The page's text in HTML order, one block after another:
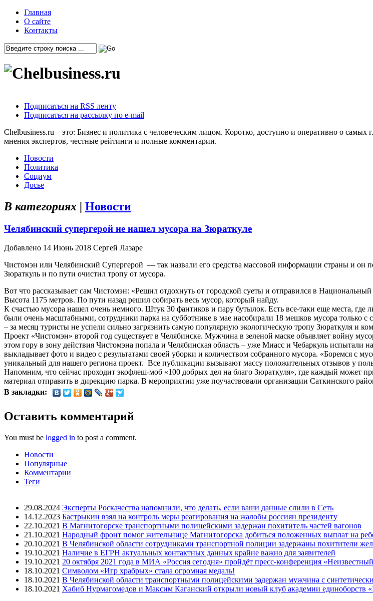
Главная
О сайте
Контакты
Подписаться на RSS ленту
Подписаться на рассылку по e-mail
Chelbusiness.ru – это: Бизнес и политика с человеческим лицом. Коротко, доступно и оперативно о
мнения экспертов, честные рейтинги и полные комментарии.
Новости
Политика
Социум
Досье
В категориях | Новости
Челябинский супергерой не нашел мусора на Зюраткуле
Добавлено 14 Июнь 2018 Сергей Лазаре
Чистомэн или Челябинский Супергерой — так назвали его средства массовой информации страны и он
Зюраткуль и по пути очистил тропу от мусора.
Вот что рассказывает сам Чистомэн: «Решил отдохнуть от городской суеты и отправился в
Высота 1175 метров. По пути назад решил собирать весь мусор, который найду.
К счастью мусора нашел очень немного. Штук 30 фантиков и пару бутылок. Есть все-таки еще места, где
были очень масштабными, сотрудники парка на субботнике в мае насобирали 18 мешков мусора только
– за месяц туристы не успели сильно загрязнить самую популярную экологическую тропу Зюраткуля и
Проект «Чистомэн» второй год существует в Челябинске. Мужчина в зеленой маске объявляет войну
этом гору в зону действия Чистомэна попала и Челябинская область – уже Миасс и Чебаркуль испытали
выкладывает фото и видео с результатами своей уборки и количеством собранного мусора. «Боремся с
уникальный для нашего региона проект. Все публикации вызывают массу положительных отзывов у
Напомним, что сейчас проходит экофлеш-моб «100 добрых дел на благо Зюраткуля», где каждый может
материал отправить в дирекцию парка. В мероприятии уже поучаствовали организации Саткинского
В закладки:
Оставить комментарий
You must be logged in to post a comment.
Новости
Популярные
Комментарии
Теги
29.08.2024 Эксперты Роскачества напомнили, что делать, если ваши данные слили в Сеть
14.12.2023 Бастрыкин взял на контроль меры реагирования на жалобы россиян президенту
22.10.2021 В Магнитогорске транспортными полицейскими задержан похититель частей вагонов
21.10.2021 Народный фронт помог жительнице Магнитогорска добиться положенных выплат на
20.10.2021 В Челябинской области сотрудниками транспортной полиции задержаны похитители
19.10.2021 Наличие в ЕГРН актуальных контактных данных крайне важно для заявителей
19.10.2021 20 октября 2021 года в МИА «Россия сегодня» пройдёт пресс-конференция
18.10.2021 Символом «Игр храбрых» стала огромная медаль!
18.10.2021 В Челябинской области транспортными полицейскими задержан мужчина с
18.10.2021 Хабиб Нурмагомедов и Максим Каганский открыли новый клуб академии единоборств